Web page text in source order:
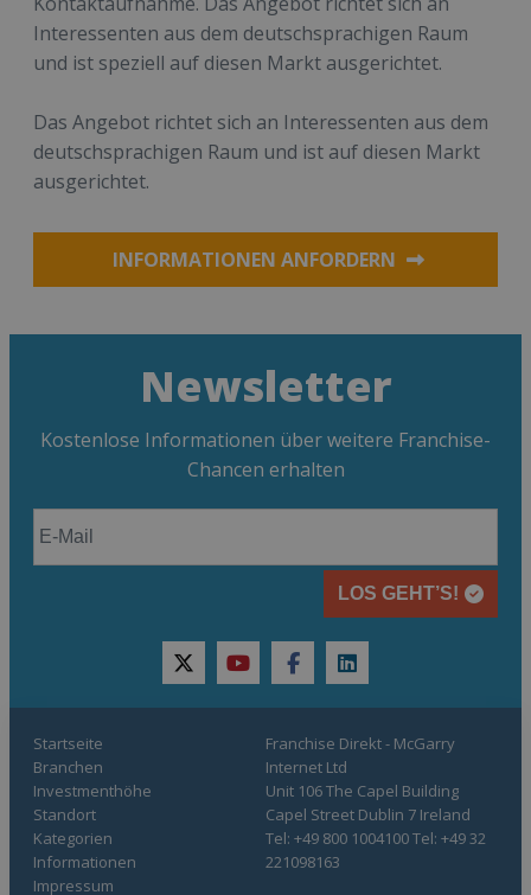
Interessenten aus dem deutschsprachigen Raum
und ist speziell auf diesen Markt ausgerichtet.
Das Angebot richtet sich an Interessenten aus dem
deutschsprachigen Raum und ist auf diesen Markt
ausgerichtet.
INFORMATIONEN ANFORDERN
Newsletter
Kostenlose Informationen über weitere Franchise-
Chancen erhalten
LOS GEHT’S!
twitteryoutubefacebooklinkedin
Startseite
Branchen
Investmenthöhe
Standort
Kategorien
Informationen
Impressum
Franchise Direkt - McGarry
Internet Ltd
Unit 106 The Capel Building
Capel Street Dublin 7 Ireland
Tel: +49 800 1004100 Tel: +49 32
221098163